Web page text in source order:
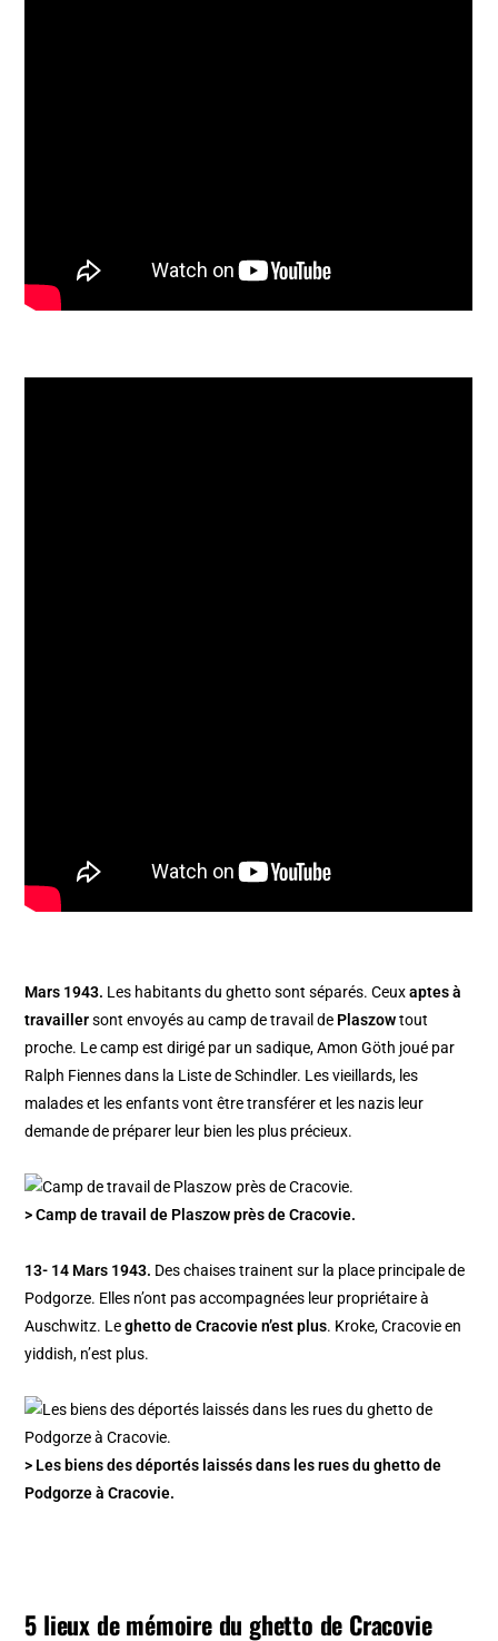
Mars 1943. Les habitants du ghetto sont séparés. Ceuxaptes à
travaillersont envoyés au camp de travail de Plaszowtout
proche. Le camp est dirigé par un sadique, Amon Göth joué par
Ralph Fiennes dans la Liste de Schindler. Les vieillards, les
malades et les enfants vont être transférer et les nazis leur
demande de préparer leur bien les plus précieux.
> Camp de travail de Plaszow près de Cracovie.
13- 14 Mars 1943. Des chaises trainent sur la place principale de
Podgorze. Elles n’ont pas accompagnées leur propriétaire à
Auschwitz. Leghetto de Cracovie n’est plus. Kroke, Cracovie en
yiddish, n’est plus.
> Les biens des déportés laissés dans les rues du ghetto de
Podgorze à Cracovie.
5 lieux de mémoire du ghetto de Cracovie